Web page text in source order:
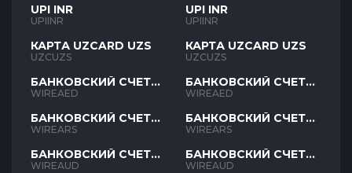
UPI INR
UPIINR
КАРТА UZCARD UZS
UZCUZS
БАНКОВСКИЙ СЧЕТ
AED
WIREAED
БАНКОВСКИЙ СЧЕТ
ARS
WIREARS
БАНКОВСКИЙ СЧЕТ
AUD
WIREAUD
UPI INR
UPIINR
КАРТА UZCARD UZS
UZCUZS
БАНКОВСКИЙ СЧЕТ
AED
WIREAED
БАНКОВСКИЙ СЧЕТ
ARS
WIREARS
БАНКОВСКИЙ СЧЕТ
AUD
WIREAUD